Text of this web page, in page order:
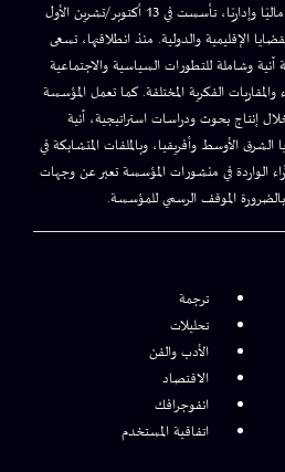
مؤسسة إعلامية وبحثية مستقلة ماليًا وإداريًا، تأسست في 13 أكتوبر/تشرين الأول
الإقليمية والدولية. منذ انطلاقتها، تسعى
آنية وشاملة للتطورات السياسية والاجتماعية
والمقاربات الفكرية المختلفة. كما تعمل المؤسسة
إنتاج بحوث ودراسات استراتيجية، آنية
الأوسط وأفريقيا، وبالملفات المتشابكة في
الواردة في منشورات المؤسسة تعبر عن وجهات
بالضرورة الموقف الرسمي للمؤسسة.
ترجمة
تحليلات
الأدب والفن
الاقتصاد
انفوجرافك
اتفاقية المستخدم